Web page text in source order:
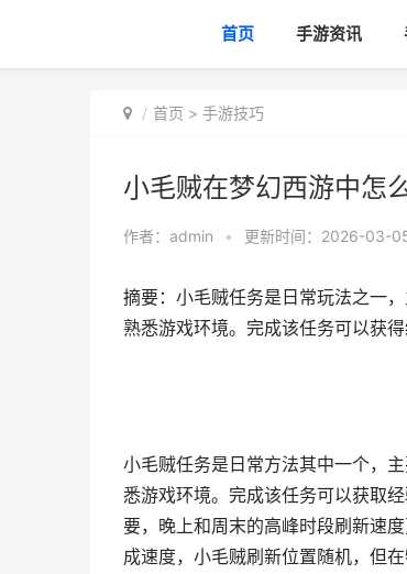
首页 手游资讯
首页 > 手游技巧
小毛贼在梦幻西游中怎
作者： admin • 更新时间：2026-03-
摘要：小毛贼任务是日常玩法之一
熟悉游戏环境。完成该任务可以获
小毛贼任务是日常方法其中一个，
悉游戏环境。完成该任务可以获取
要，晚上和周末的高峰时段刷新速
成速度，小毛贼刷新位置随机，但